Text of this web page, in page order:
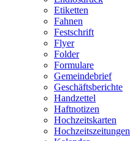
Etiketten
Fahnen
Festschrift
Flyer
Folder
Formulare
Gemeindebrief
Geschäftsberichte
Handzettel
Haftnotizen
Hochzeitskarten
Hochzeitszeitungen